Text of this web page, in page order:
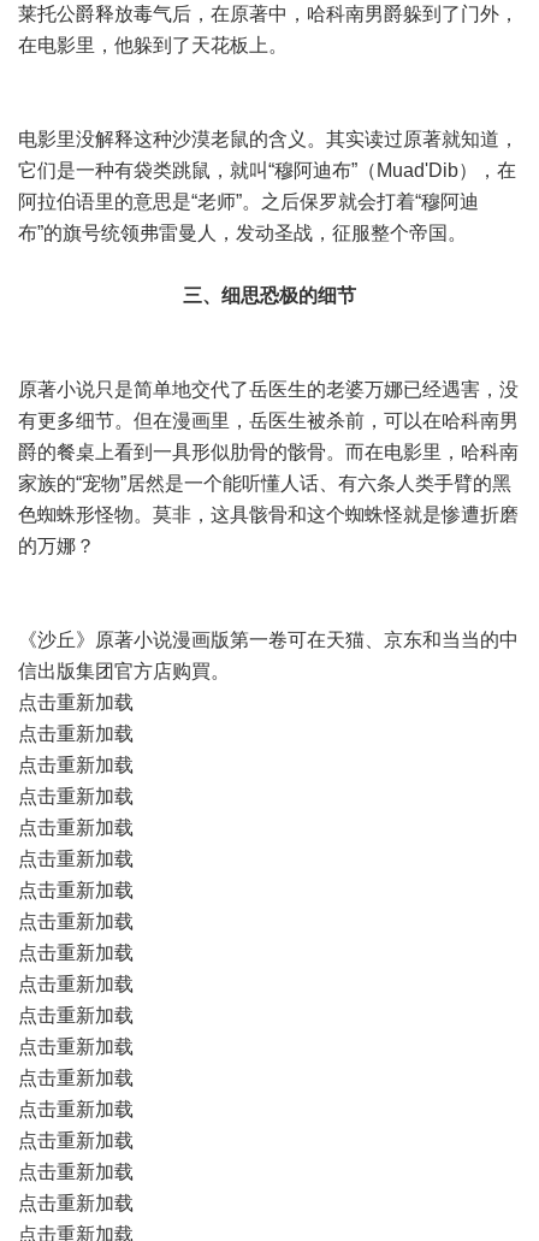
莱托公爵释放毒气后，在原著中，哈科南男爵躲到了门外，
在电影里，他躲到了天花板上。
电影里没解释这种沙漠老鼠的含义。其实读过原著就知道，
它们是一种有袋类跳鼠，就叫“穆阿迪布”（Muad'Dib），在
阿拉伯语里的意思是“老师”。之后保罗就会打着“穆阿迪
布”的旗号统领弗雷曼人，发动圣战，征服整个帝国。
三、细思恐极的细节
原著小说只是简单地交代了岳医生的老婆万娜已经遇害，没
有更多细节。但在漫画里，岳医生被杀前，可以在哈科南男
爵的餐桌上看到一具形似肋骨的骸骨。而在电影里，哈科南
家族的“宠物”居然是一个能听懂人话、有六条人类手臂的黑
色蜘蛛形怪物。莫非，这具骸骨和这个蜘蛛怪就是惨遭折磨
的万娜？
《沙丘》原著小说漫画版第一卷可在天猫、京东和当当的中
信出版集团官方店购買。
点击重新加载
点击重新加载
点击重新加载
点击重新加载
点击重新加载
点击重新加载
点击重新加载
点击重新加载
点击重新加载
点击重新加载
点击重新加载
点击重新加载
点击重新加载
点击重新加载
点击重新加载
点击重新加载
点击重新加载
点击重新加载